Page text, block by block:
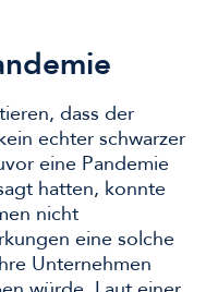
dass der
echter schwarzer
eine Pandemie
hatten, konnte
nicht
eine solche
Unternehmen